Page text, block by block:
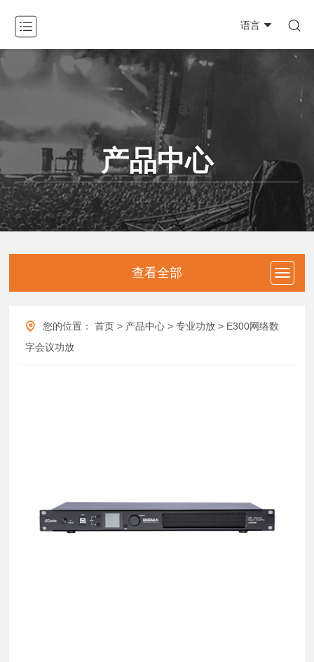
关于我们
新闻动态
工程案例 
资料下载
防伪查询
语言 
产品中心
查看全部
您的位置： 首页 > 产品中心 >专业功放 > E300网络数
字会议功放